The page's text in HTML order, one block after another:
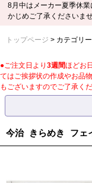
8月中はメーカー夏季休
かじめご了承くださいませ
トップページ カテゴリ
●ご注文日より 3週間ほどお
てはご挨拶状の作成やお品
もございますのでご了承くだ
今治 きらめき フェ